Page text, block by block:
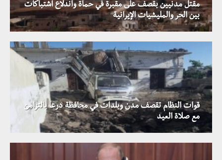
مقتل مدنيين بقصف على مقبرة في حماة واندلاع اشتباكات
بين الحر والمليشيات الإيرانية
قوات النظام تقصف مدن وبلدات في محافظة درعا بالتزامن
مع صلاة العيد